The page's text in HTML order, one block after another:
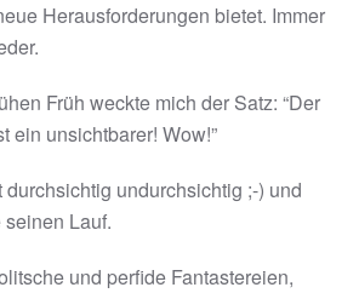
Herausforderungen bietet. Immer
Früh weckte mich der Satz: “Der
ein unsichtbarer! Wow!”
undurchsichtig ;-) und
Lauf.
und perfide Fantastereien,